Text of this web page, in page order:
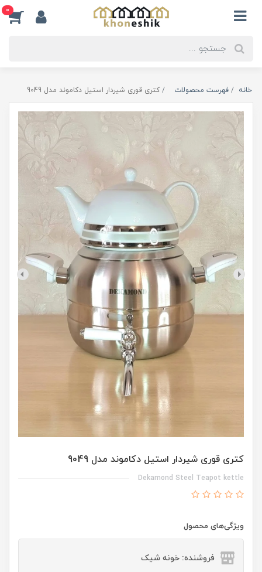
0
خانه فهرست محصولات کتری قوری شیردار استیل دکاموند مدل 9049
کتری قوری شیردار استیل دکاموند مدل 9049
Dekamond Steel Teapot kettle
ویژگی‌های محصول
فروشنده: خونه شیک